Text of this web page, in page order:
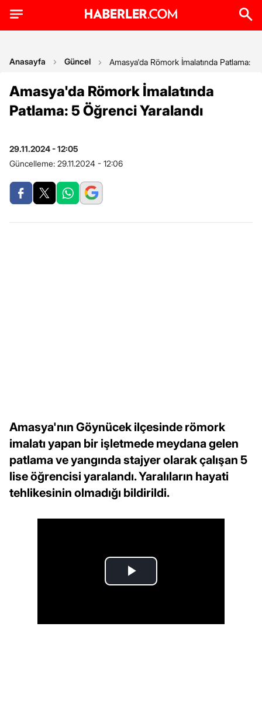
Anasayfa Güncel Amasya'da Römork İmalatında Patlama: 5
Amasya'da Römork İmalatında
Patlama: 5 Öğrenci Yaralandı
29.11.2024 - 12:05
Güncelleme: 29.11.2024 - 12:06
Amasya'nın Göynücek ilçesinde römork
imalatı yapan bir işletmede meydana gelen
patlama ve yangında stajyer olarak çalışan 5
lise öğrencisi yaralandı. Yaralıların hayati
tehlikesinin olmadığı bildirildi.